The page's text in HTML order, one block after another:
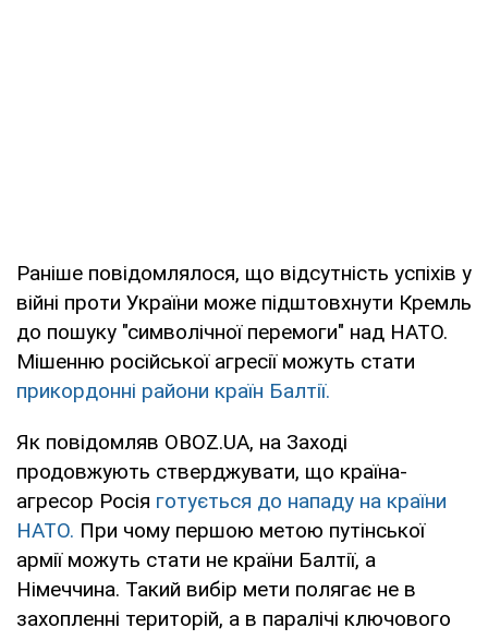
Раніше повідомлялося, що відсутність успіхів у
війні проти України може підштовхнути Кремль
до пошуку "символічної перемоги" над НАТО.
Мішенню російської агресії можуть стати
прикордонні райони країн Балтії.
Як повідомляв OBOZ.UA, на Заході
продовжують стверджувати, що країна-
агресор Росія готується до нападу на країни
НАТО. При чому першою метою путінської
армії можуть стати не країни Балтії, а
Німеччина. Такий вибір мети полягає не в
захопленні територій, а в паралічі ключового